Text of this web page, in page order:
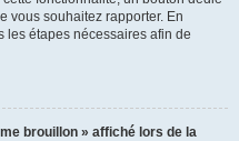
vous souhaitez rapporter. En
les étapes nécessaires afin de
brouillon » affiché lors de la